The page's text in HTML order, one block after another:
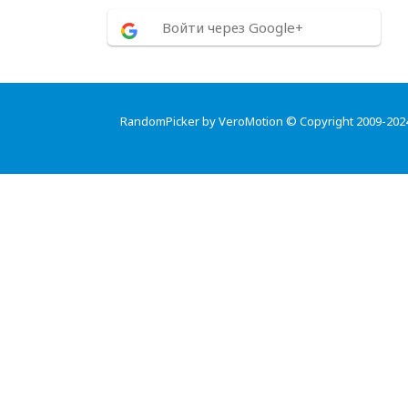
Войти через Google+
RandomPicker by VeroMotion © Copyright 2009-